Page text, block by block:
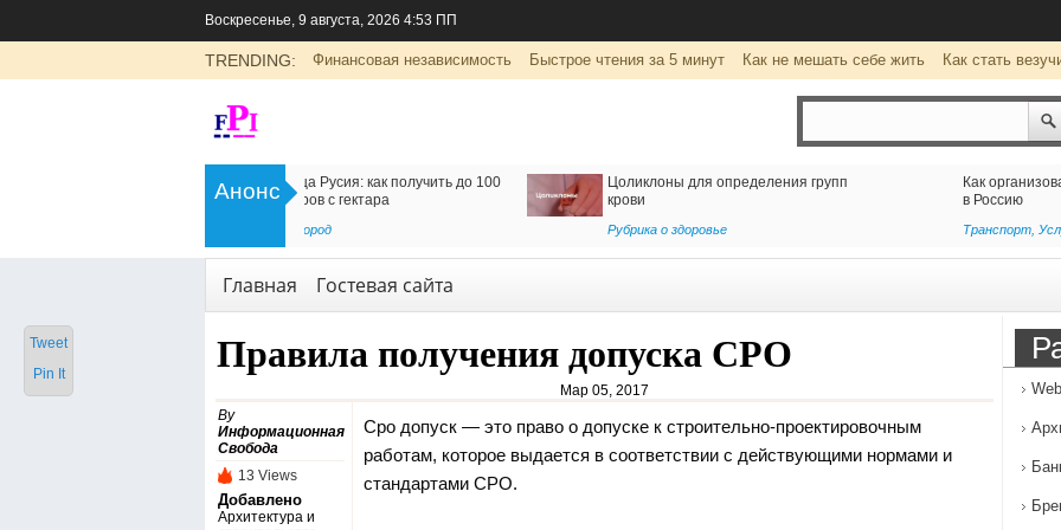
Воскресенье, 9 августа, 2026 4:53 ПП
TRENDING: Финансовая независимость Быстрое чтения за 5 минут Как не мешать себе жить Как стать
Анонс
Цоликлоны для определения групп
Как организовать доставку из Ирана
в Россию
Клуб виртуальной реальности
wearevr.io: уникальные развлечения
Главная Гостевая сайта
Правила получения допуска СРО
Мар 05, 2017
By
Информационная
Свобода
13 Views
Добавлено
Архитектура и
Сро допуск — это право о допуске к строительно-проектировочным
работам, которое выдается в соответствиис действующими нормами и
стандартами СРО.
Tweet
Pin It